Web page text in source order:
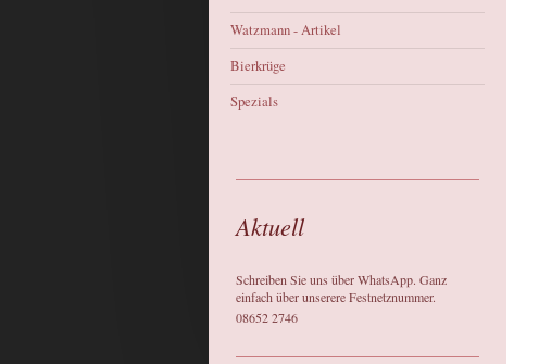
Watzmann - Artikel
Bierkrüge
Spezials
Aktuell
Schreiben Sie uns über WhatsApp. Ganz
einfach über unserere Festnetznummer.
08652 2746